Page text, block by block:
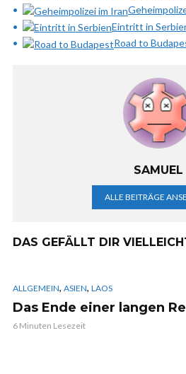
Eintritt in
Road to
SAMUEL
ALLE BEITRÄGE
DAS GEFÄLLT DIR
ALLGEMEIN, ASIEN, LAOS
Das Ende einer langen
6 Minuten Lesezeit